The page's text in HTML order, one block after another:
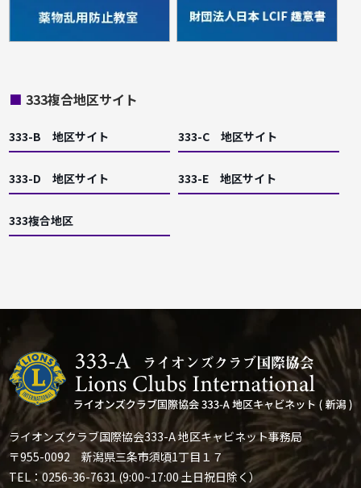
■ 333複合地区サイト
333-B 地区サイト 333-C 地区サイト
333-D 地区サイト 333-E 地区サイト
333複合地区
ライオンズクラブ国際協会333-A 地区キャビネット事務局
〒955-0092 新潟県三条市須頃1丁目１７
TEL：0256-36-7631 (9:00~17:00 土日祝日除く）